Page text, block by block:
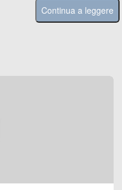
Continua a leggere